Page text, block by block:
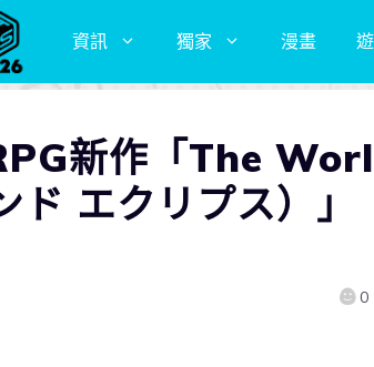
資訊 獨家 漫畫
新作「The
エクリプス）」
0